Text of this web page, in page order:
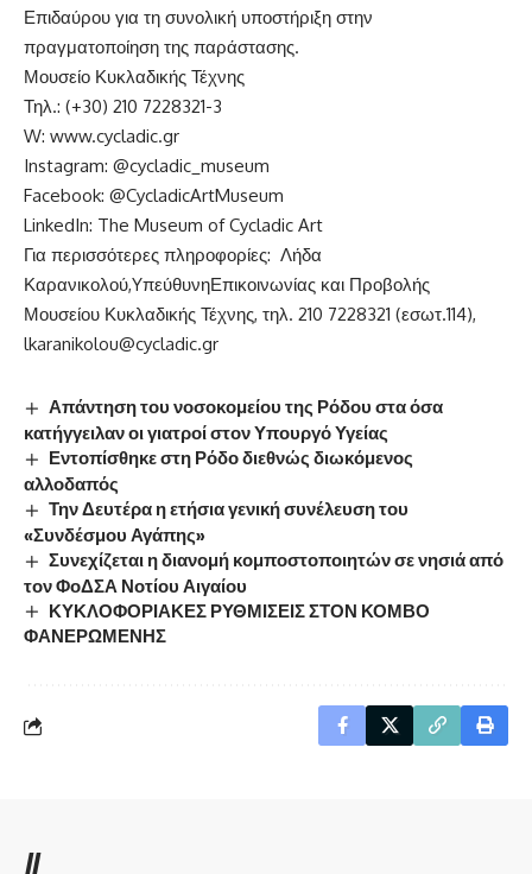
Επιδαύρου για τη συνολική υποστήριξη στην
πραγματοποίηση της παράστασης.
Μουσείο Κυκλαδικής Τέχνης
Τηλ.: (+30) 210 7228321-3
W: www.cycladic.gr
Instagram: @cycladic_museum
Facebook: @CycladicArtMuseum
LinkedIn: The Museum of Cycladic Art
Για περισσότερες πληροφορίες: Λήδα
Καρανικολού,YπεύθυνηΕπικοινωνίας και Προβολής
Μουσείου Κυκλαδικής Τέχνης, τηλ. 210 7228321 (εσωτ.114),
lkaranikolou@cycladic.gr
Απάντηση του νοσοκομείου της Ρόδου στα όσα
κατήγγειλαν οι γιατροί στον Υπουργό Υγείας
Εντοπίσθηκε στη Ρόδο διεθνώς διωκόμενος
αλλοδαπός
Την Δευτέρα η ετήσια γενική συνέλευση του
«Συνδέσμου Αγάπης»
Συνεχίζεται η διανομή κομποστοποιητών σε νησιά από
τον ΦοΔΣΑ Νοτίου Αιγαίου
ΚΥΚΛΟΦΟΡΙΑΚΕΣ ΡΥΘΜΙΣΕΙΣ ΣΤΟΝ ΚΟΜΒΟ
ΦΑΝΕΡΩΜΕΝΗΣ